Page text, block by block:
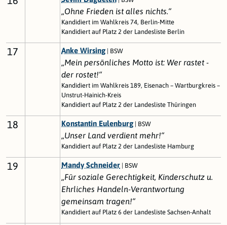
„Ohne Frieden ist alles nichts.“
Kandidiert im Wahlkreis 74, Berlin-Mitte
Kandidiert auf Platz 2 der Landesliste Berlin
17 Anke Wirsing | BSW
„Mein persönliches Motto ist: Wer rastet -
der rostet!“
Kandidiert im Wahlkreis 189, Eisenach – Wartburgkreis –
Unstrut-Hainich-Kreis
Kandidiert auf Platz 2 der Landesliste Thüringen
18 Konstantin Eulenburg | BSW
„Unser Land verdient mehr!“
Kandidiert auf Platz 2 der Landesliste Hamburg
19 Mandy Schneider | BSW
„Für soziale Gerechtigkeit, Kinderschutz u.
Ehrliches Handeln-Verantwortung
gemeinsam tragen!“
Kandidiert auf Platz 6 der Landesliste Sachsen-Anhalt